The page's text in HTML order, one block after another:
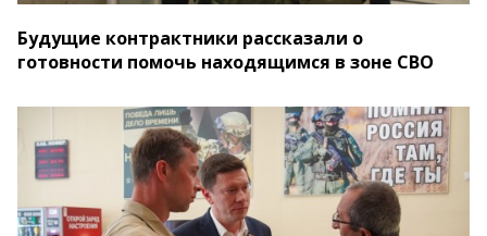
Будущие контрактники рассказали о
готовности помочь находящимся в зоне СВО